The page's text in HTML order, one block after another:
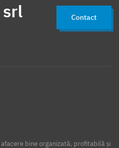
srl Contact
bine organizată, profitabilă și